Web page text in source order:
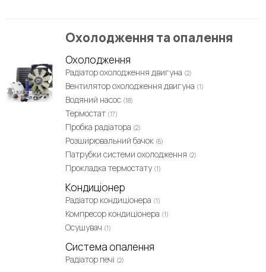
Охолодження та опалення
Охолодження
Радіатор охолодження двигуна (2)
Вентилятор охолодження двигуна (1)
Водяний насос (18)
Термостат (17)
Пробка радіатора (2)
Розширювальний бачок (6)
Патрубки системи охолодження (2)
Прокладка термостату (1)
Кондиціонер
Радіатор кондиціонера (1)
Компресор кондиціонера (1)
Осушувач (1)
Система опалення
Радіатор печі (2)